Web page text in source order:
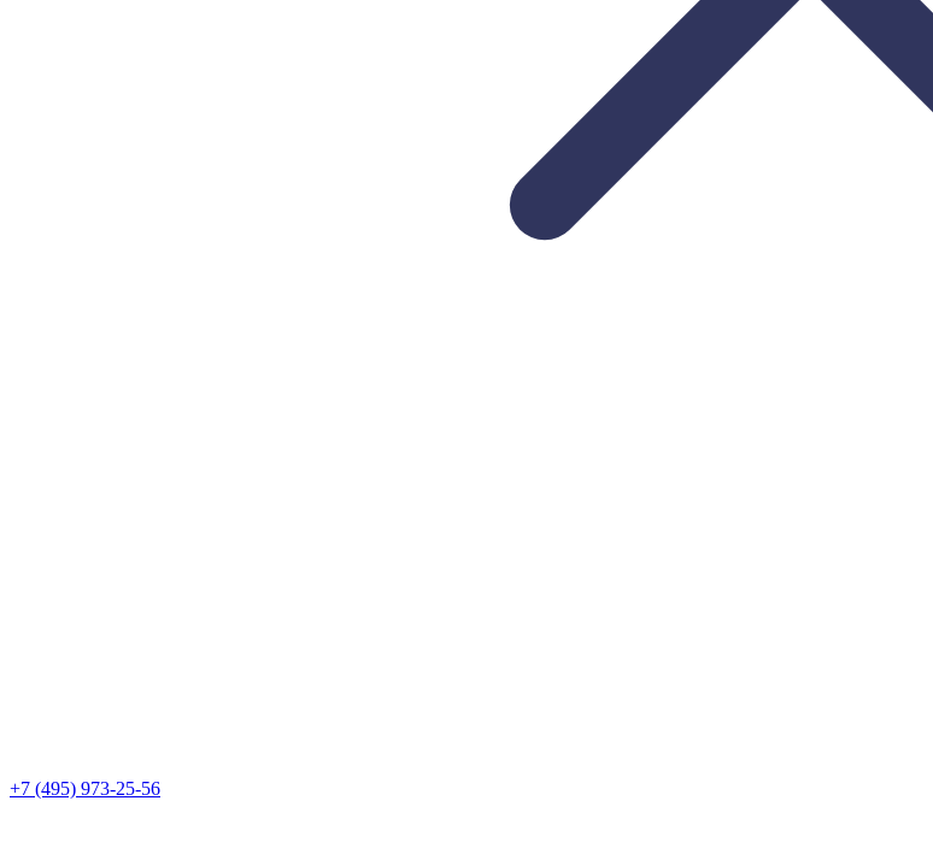
+7 (495) 973-25-56